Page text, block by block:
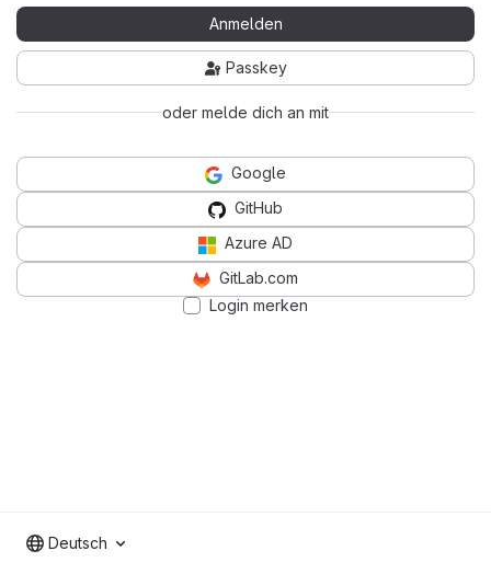
Anmelden
Passkey
oder melde dich an mit
Google
GitHub
Azure AD
GitLab.com
Login merken
Deutsch